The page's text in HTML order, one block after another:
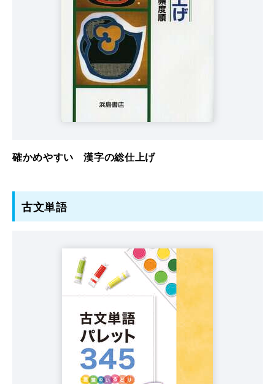
確かめやすい 漢字の総仕上げ
古文単語